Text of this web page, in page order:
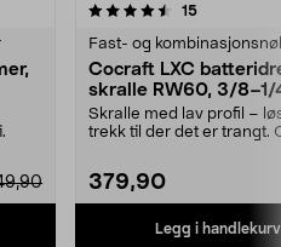
15anmeldelser
Fast- og
Cocraft LXC
skralle RW60, 3/8–1/
tommer, 18 V
Skralle med lav profil –
trekk til der det er trangt.
379,90
Legg i handlekurv
4.5 av 5 stjerner